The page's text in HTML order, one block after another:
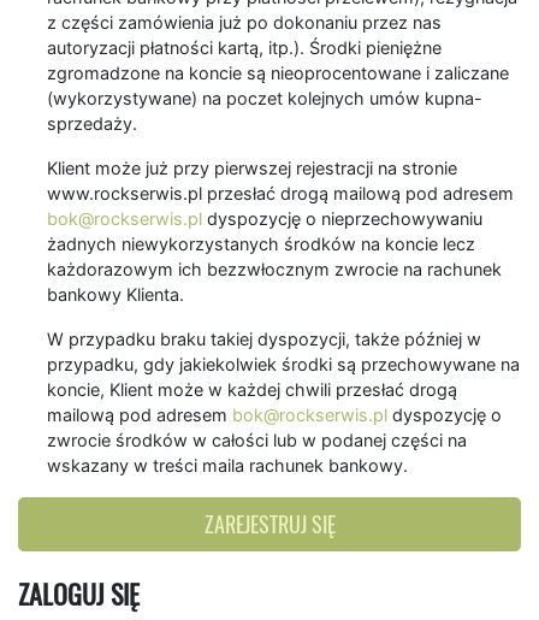
z części zamówienia już po dokonaniu przez nas
autoryzacji płatności kartą, itp.). Środki pieniężne
zgromadzone na koncie są nieoprocentowane i zaliczane
(wykorzystywane) na poczet kolejnych umów kupna-
sprzedaży.
Klient może już przy pierwszej rejestracji na stronie
www.rockserwis.pl przesłać drogą mailową pod adresem
bok@rockserwis.pl dyspozycję o nieprzechowywaniu
żadnych niewykorzystanych środków na koncie lecz
każdorazowym ich bezzwłocznym zwrocie na rachunek
bankowy Klienta.
W przypadku braku takiej dyspozycji, także później w
przypadku, gdy jakiekolwiek środki są przechowywane na
koncie, Klient może w każdej chwili przesłać drogą
mailową pod adresem bok@rockserwis.pl dyspozycję o
zwrocie środków w całości lub w podanej części na
wskazany w treści maila rachunek bankowy.
ZAREJESTRUJ SIĘ
ZALOGUJ SIĘ